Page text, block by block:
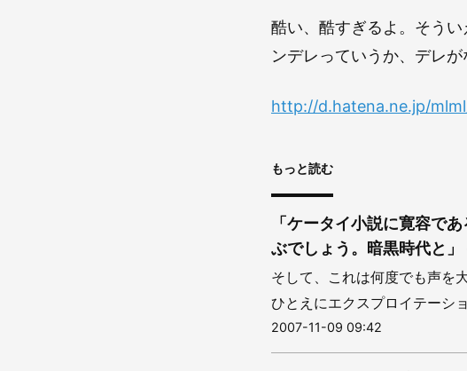
酷い、酷すぎるよ。そう
ンデレっていうか、デレが
http://d.hatena.ne.jp/
もっと読む
「ケータイ小説に寛容で
ぶでしょう。暗黒時代と
そして、これは何度でも声を
ひとえにエクスプロイテーシ
2007-11-09 09:42